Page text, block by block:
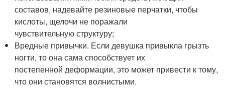
составов, надевайте резиновые перчатки, чтобы
кислоты, щелочи не поражали
чувствительную структуру;
Вредные привычки. Если девушка привыкла грызть
ногти, то она сама способствует их
постепенной деформации, это может привести к тому,
что они становятся волнистыми.